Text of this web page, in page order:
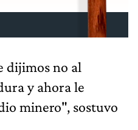
dijimos no al
y ahora le
minero", sostuvo